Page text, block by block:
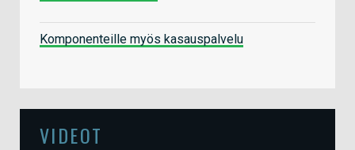
Komponenteille myös kasauspalvelu
VIDEOT